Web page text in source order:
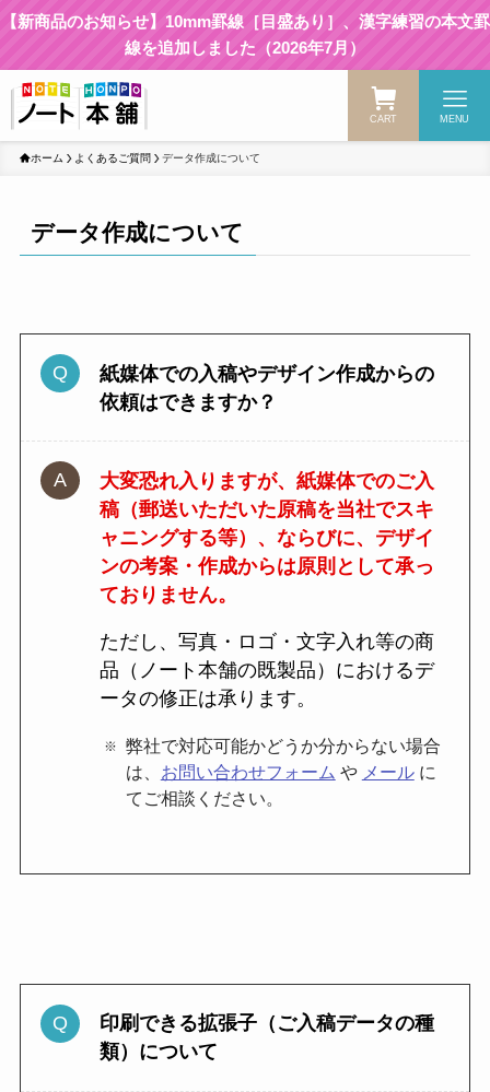
【新商品のお知らせ】10mm罫線［目盛あり］、漢字練習の本文罫
線を追加しました（2026年7月）
CART MENU
ホーム よくあるご質問 データ作成について
データ作成について
紙媒体での入稿やデザイン作成からの
依頼はできますか？
大変恐れ入りますが、紙媒体でのご入
稿（郵送いただいた原稿を当社でスキ
ャニングする等）、ならびに、デザイ
ンの考案・作成からは原則として承っ
ておりません。
ただし、写真・ロゴ・文字入れ等の商
品（ノート本舗の既製品）におけるデ
ータの修正は承ります。
弊社で対応可能かどうか分からない場合
は、 お問い合わせフォーム や メールに
てご相談ください。
印刷できる拡張子（ご入稿データの種
類）について